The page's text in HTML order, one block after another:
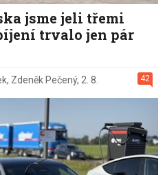
jsme jeli třemi
trvalo jen pár
42
, Zdeněk Pečený, 2. 8.